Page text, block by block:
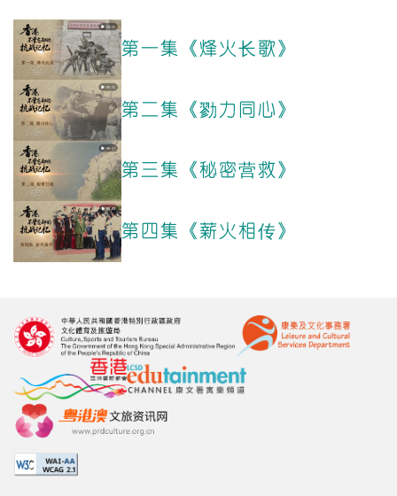
第一集《烽火长歌》
第二集《勠力同心》
第三集《秘密营救》
第四集《薪火相传》